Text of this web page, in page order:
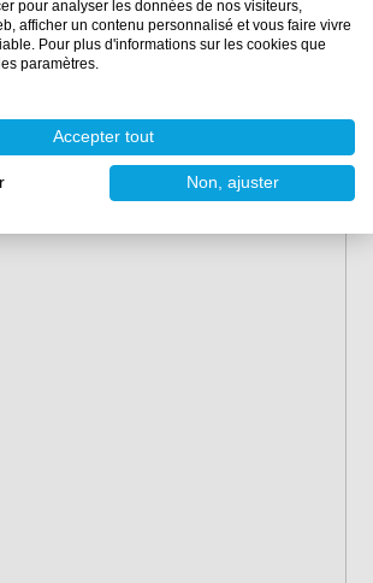
pour analyser les données de nos visiteurs,
afficher un contenu personnalisé et vous faire vivre
Pour plus d'informations sur les cookies que
paramètres.
Accepter tout
Non, ajuster